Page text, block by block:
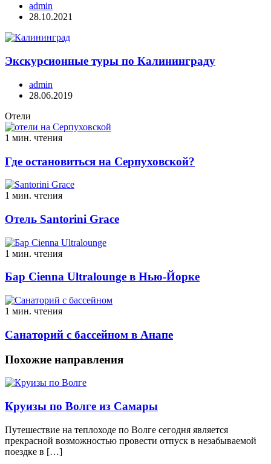
admin
28.10.2021
Экскурсионные туры по Калининграду
admin
28.06.2019
Отели
1 мин. чтения
Где остановиться на Серпуховской?
1 мин. чтения
Отель Santorini Grace
1 мин. чтения
Бар Cienna Ultralounge в Нью-Йорке
1 мин. чтения
Санаторий с бассейном в Анапе
Похожие направления
Круизы по Волге из Самары
Путешествие на теплоходе по Волге сегодня является
прекрасной возможностью провести отпуск в незабываемой
поездке в […]